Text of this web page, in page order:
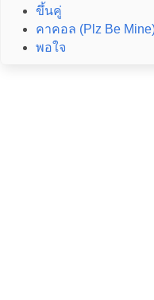
ขึ้นคู่
คาคอล (Plz Be
พอใจ